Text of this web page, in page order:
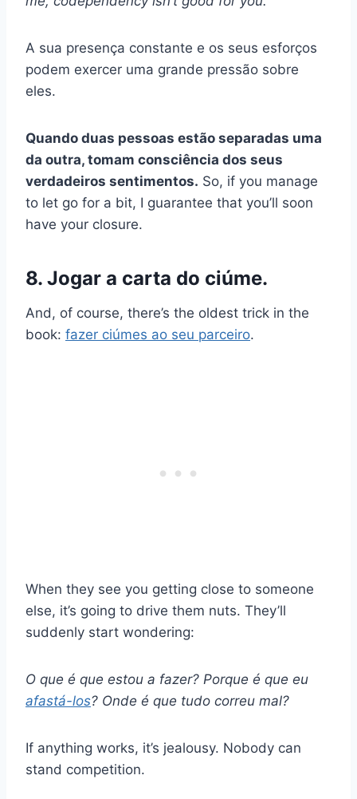
A sua presença constante e os seus esforços
podem exercer uma grande pressão sobre
eles.
Quando duas pessoas estão separadas uma
da outra, tomam consciência dos seus
verdadeiros sentimentos. So, if you manage
to let go for a bit, I guarantee that you’ll soon
have your closure.
8. Jogar a carta do ciúme.
And, of course, there’s the oldest trick in the
book: fazer ciúmes ao seu parceiro.
When they see you getting close to someone
else, it’s going to drive them nuts. They’ll
suddenly start wondering:
O que é que estou a fazer? Porque é que eu
afastá-los? Onde é que tudo correu mal?
If anything works, it’s jealousy. Nobody can
stand competition.